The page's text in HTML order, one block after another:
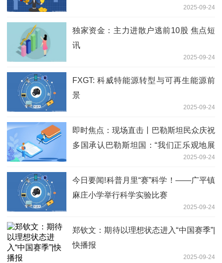
2025-09-24
独家资金：主力进散户逃前10股 焦点短
讯
2025-09-24
FXGT: 科威特能源转型与可再生能源前
景
2025-09-24
即时焦点：现场直击丨巴勒斯坦民众庆祝
多国承认巴勒斯坦国：“我们正乐观地展
2025-09-24
今日要闻!科普月里“赛”科学！——广平镇
麻庄小学举行科学实验比赛
2025-09-24
郑钦文：期待以理想状态进入“中国赛季”|
快播报
2025-09-24